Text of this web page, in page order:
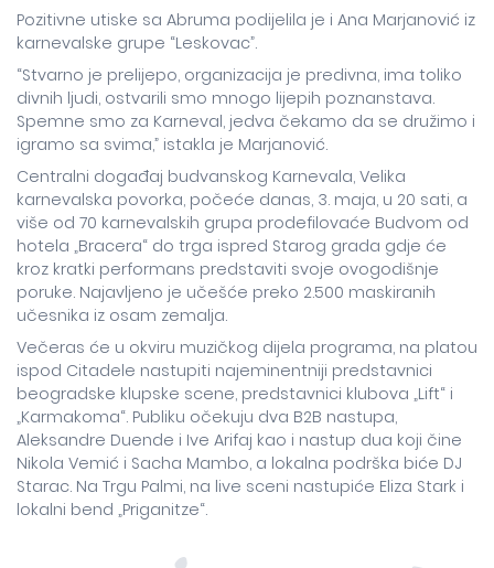
Pozitivne utiske sa Abruma podijelila je i Ana Marjanović iz
karnevalske grupe “Leskovac”.
“Stvarno je prelijepo, organizacija je predivna, ima toliko
divnih ljudi, ostvarili smo mnogo lijepih poznanstava.
Spemne smo za Karneval, jedva čekamo da se družimo i
igramo sa svima,” istakla je Marjanović.
Centralni događaj budvanskog Karnevala, Velika
karnevalska povorka, počeće danas, 3. maja, u 20 sati, a
više od 70 karnevalskih grupa prodefilovaće Budvom od
hotela „Bracera“ do trga ispred Starog grada gdje će
kroz kratki performans predstaviti svoje ovogodišnje
poruke. Najavljeno je učešće preko 2.500 maskiranih
učesnika iz osam zemalja.
Večeras će u okviru muzičkog dijela programa, na platou
ispod Citadele nastupiti najeminentniji predstavnici
beogradske klupske scene, predstavnici klubova „Lift“ i
„Karmakoma“. Publiku očekuju dva B2B nastupa,
Aleksandre Duende i Ive Arifaj kao i nastup dua koji čine
Nikola Vemić i Sacha Mambo, a lokalna podrška biće DJ
Starac. Na Trgu Palmi, na live sceni nastupiće Eliza Stark i
lokalni bend „Priganitze“.